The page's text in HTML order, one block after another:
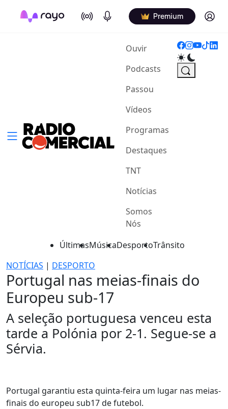
On Air Podcasts Premium Log in
Ouvir(current)
Podcasts
Passou
Vídeos
Programas
Destaques
TNT
Notícias
Somos
Nós
ÚltimasMúsicaDesportoTrânsito
NOTÍCIAS | DESPORTO
Portugal nas meias-finais do
Europeu sub-17
A seleção portuguesa venceu esta
tarde a Polónia por 2-1. Segue-se a
Sérvia.
Portugal garantiu esta quinta-feira um lugar nas meias-
finais do europeu sub17 de futebol.